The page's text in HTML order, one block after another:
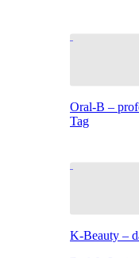
Oral-B –
Tag
K-Beauty –